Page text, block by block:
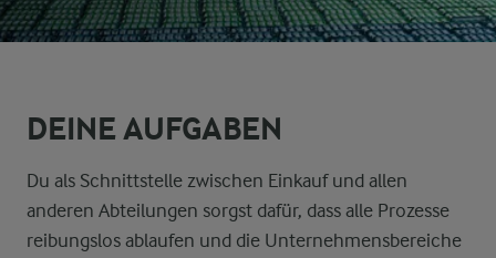
DEINE AUFGABEN
Du als Schnittstelle zwischen Einkauf und allen
anderen Abteilungen sorgst dafür, dass alle Prozesse
reibungslos ablaufen und die Unternehmensbereiche